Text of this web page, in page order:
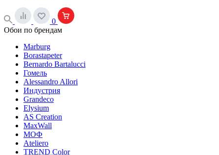
0
Обои по брендам
Marburg
Borastapeter
Bernardo Bartalucci
Гомель
Alessandro Allori
Индустрия
Grandeco
Elysium
AS Creation
MaxWall
МОФ
Ateliero
TREND Color